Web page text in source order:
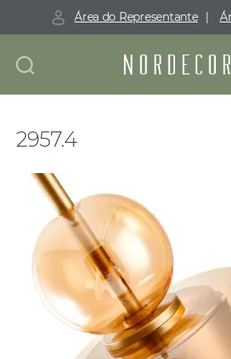
Área do Representante |
2957.4